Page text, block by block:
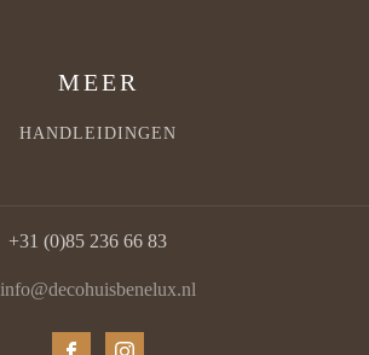
MEER
HANDLEIDINGEN
+31 (0)85 236 66 83
info@decohuisbenelux.nl